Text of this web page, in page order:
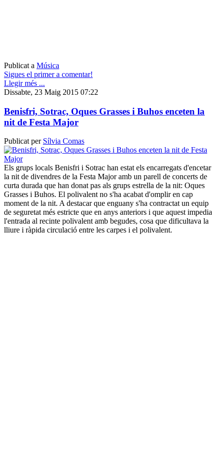
Publicat a Música
Sigues el primer a comentar!
Llegir més ...
Dissabte, 23 Maig 2015 07:22
Benisfri, Sotrac, Oques Grasses i Buhos enceten la
nit de Festa Major
Publicat per Sílvia Comas
Els grups locals Benisfri i Sotrac han estat els encarregats d'encetar
la nit de divendres de la Festa Major amb un parell de concerts de
curta durada que han donat pas als grups estrella de la nit: Oques
Grasses i Buhos. El polivalent no s'ha acabat d'omplir en cap
moment de la nit. A destacar que enguany s'ha contractat un equip
de seguretat més estricte que en anys anteriors i que aquest impedia
l'entrada al recinte polivalent amb begudes, cosa que dificultava la
lliure i ràpida circulació entre les carpes i el polivalent.